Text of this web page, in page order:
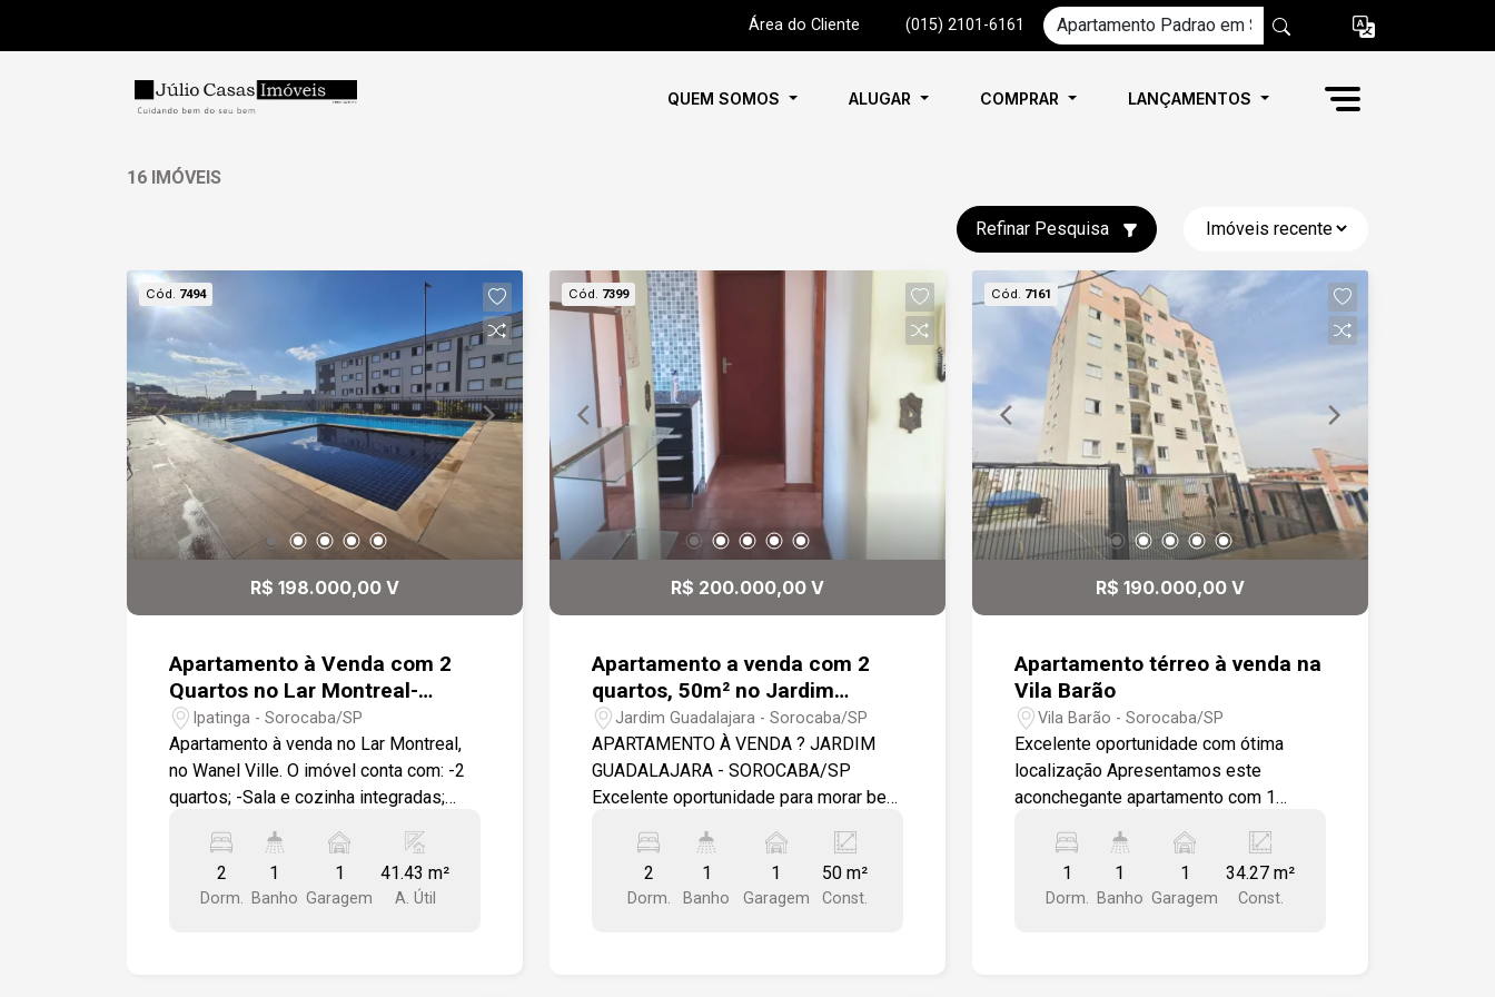
Área do Cliente (015) 2101-6161
QUEM SOMOS ALUGAR COMPRAR LANÇAMENTOS
16 IMÓVEIS
Refinar Pesquisa
Cód. 7494
R$ 198.000,00 V
Apartamento à Venda com 2
Quartos no Lar Montreal-
Wanel Ville, Sorocaba/SP
Ipatinga - Sorocaba/SP
Apartamento à venda no Lar Montreal,
no Wanel Ville. O imóvel conta com: -2
quartos; -Sala e cozinha integradas;
com fechadura eletrônica. O condomínio
oferece estrutura completa e é pet
friendly, garantindo conforto e
2
Dorm.
1
Banho
1
Garagem
41.43 m²
A. Útil
Cód. 7399
R$ 200.000,00 V
Apartamento a venda com 2
quartos, 50m² no Jardim
Guadalajara - Sorocaba
Jardim Guadalajara - Sorocaba/SP
APARTAMENTO À VENDA ? JARDIM
GUADALAJARA - SOROCABA/SP
Excelente oportunidade para morar bem
e ótima infraestrutura em Sorocaba!
Características do imóvel: - 02
dormitórios amplos e bem ventilados -
2
Dorm.
1
Banho
1
Garagem
50 m²
Const.
Cód. 7161
R$ 190.000,00 V
Apartamento térreo à venda na
Vila Barão
Vila Barão - Sorocaba/SP
Excelente oportunidade com ótima
localização Apresentamos este
aconchegante apartamento com 1
praticidade e conforto em uma das
regiões mais bem servidas de
Sorocaba. Destaques do imóvel: -
1
Dorm.
1
Banho
1
Garagem
34.27 m²
Const.